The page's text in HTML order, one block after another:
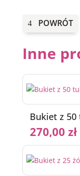
POWRÓT
Inne
Bukiet z
270,00 zł